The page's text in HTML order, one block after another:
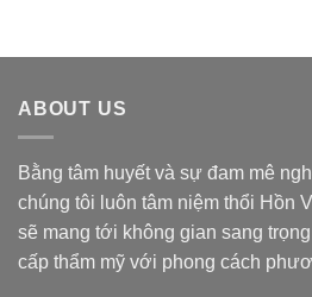
ABOUT US
Bằng tâm huyết và sự đam mê
chúng tôi luôn tâm niệm thổi Hồn
sẽ mang tới không gian sang
cấp thẩm mỹ với phong cách